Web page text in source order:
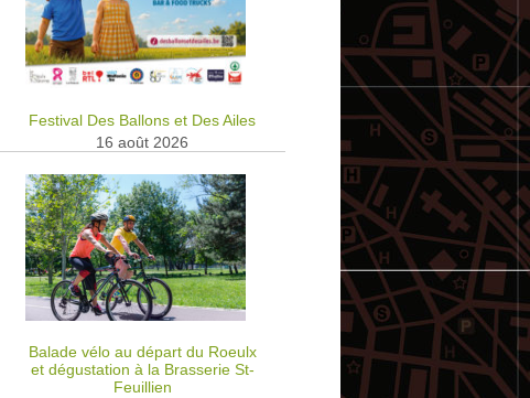
Festival Des Ballons et Des Ailes
16 août 2026
Balade vélo au départ du Roeulx
et dégustation à la Brasserie St-
Feuillien